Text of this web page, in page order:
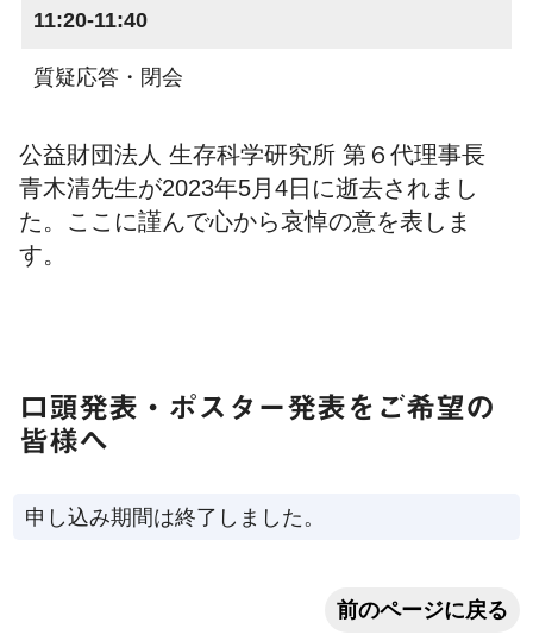
11:20-11:40
質疑応答・閉会
公益財団法人 生存科学研究所 第６代理事長
青木清先生が2023年5月4日に逝去されまし
た。ここに謹んで心から哀悼の意を表しま
す。
口頭発表・ポスター発表をご希望の
皆様へ
申し込み期間は終了しました。
前のページに戻る